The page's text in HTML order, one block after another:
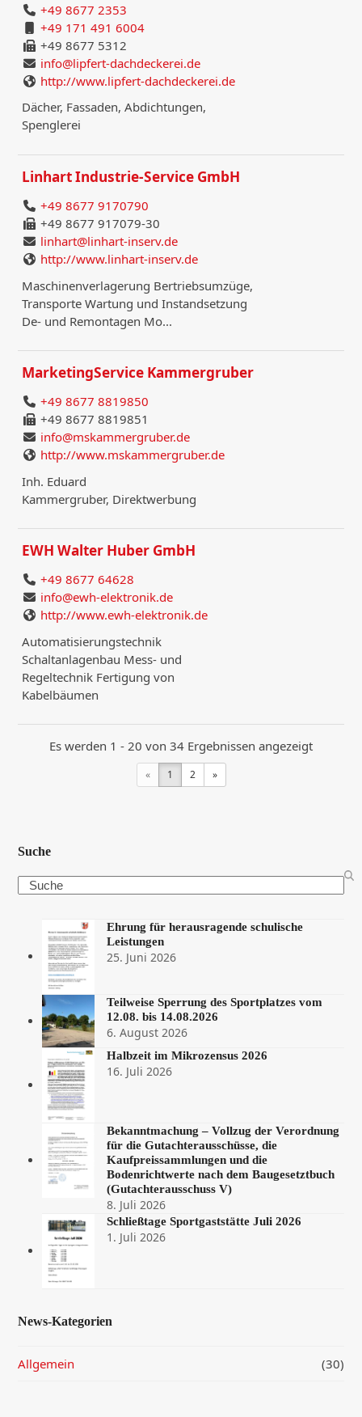
+49 8677 2353
+49 171 491 6004
+49 8677 5312
info@lipfert-dachdeckerei.de
http://www.lipfert-dachdeckerei.de
Dächer, Fassaden, Abdichtungen,
Spenglerei
Linhart Industrie-Service GmbH
+49 8677 9170790
+49 8677 917079-30
linhart@linhart-inserv.de
http://www.linhart-inserv.de
Maschinenverlagerung Bertriebsumzüge,
Transporte Wartung und Instandsetzung
De- und Remontagen Mo...
MarketingService Kammergruber
+49 8677 8819850
+49 8677 8819851
info@mskammergruber.de
http://www.mskammergruber.de
Inh. Eduard
Kammergruber, Direktwerbung
EWH Walter Huber GmbH
+49 8677 64628
info@ewh-elektronik.de
http://www.ewh-elektronik.de
Automatisierungstechnik
Schaltanlagenbau Mess- und
Regeltechnik Fertigung von
Kabelbäumen
Es werden 1 - 20 von 34 Ergebnissen angezeigt
« 1 2 »
Suche
Search
Ehrung für herausragende schulische
Leistungen
25. Juni 2026
Teilweise Sperrung des Sportplatzes vom
12.08. bis 14.08.2026
6. August 2026
Halbzeit im Mikrozensus 2026
16. Juli 2026
Bekanntmachung – Vollzug der Verordnung
für die Gutachterausschüsse, die
Kaufpreissammlungen und die
Bodenrichtwerte nach dem Baugesetztbuch
(Gutachterausschuss V)
8. Juli 2026
Schließtage Sportgaststätte Juli 2026
1. Juli 2026
News-Kategorien
Allgemein (30)